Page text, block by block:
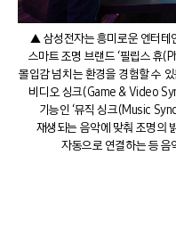
▲ 삼성전자는 흥미로운 엔터테
스마트 조명 브랜드 ‘필립스 휴
몰입감 넘치는 환경을 경험할 수
비디오 싱크(Game & Video
기능인 ‘뮤직 싱크(Music
재생되는 음악에 맞춰 조명의
자동으로 연결하는 등 음